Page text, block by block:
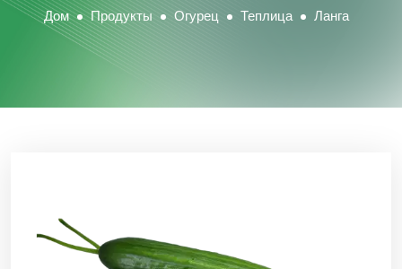
Дом Продукты Огурец Теплица Ланга